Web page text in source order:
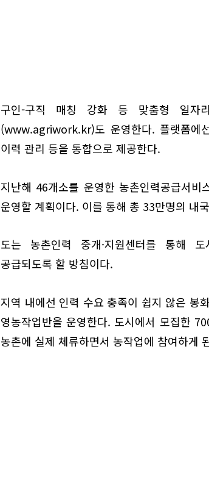
구인-구직 매칭 강화 등 맞춤형 일자
(www.agriwork.kr)도 운영한다. 플랫폼에
이력 관리 등을 통합으로 제공한다.
지난해 46개소를 운영한 농촌인력공급서비
운영할 계획이다. 이를 통해 총 33만명의 내
도는 농촌인력 중개·지원센터를 통해
공급되도록 할 방침이다.
지역 내에선 인력 수요 충족이 쉽지 않은 봉
영농작업반을 운영한다. 도시에서 모집한
농촌에 실제 체류하면서 농작업에 참여하게